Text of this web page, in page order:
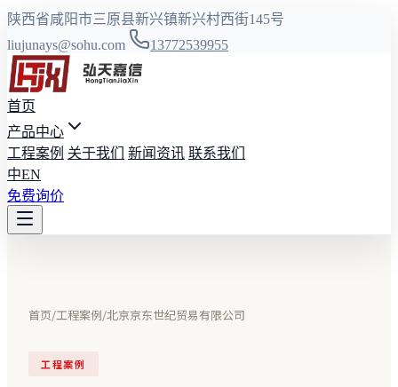
陕西省咸阳市三原县新兴镇新兴村西街145号
liujunays@sohu.com
13772539955
首页
产品中心
工程案例 关于我们 新闻资讯 联系我们
中EN
免费询价
首页/工程案例/北京京东世纪贸易有限公司
工程案例